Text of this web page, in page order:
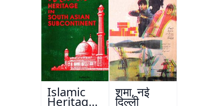
Islamic
Heritage
शमा, नई
दिल्ली